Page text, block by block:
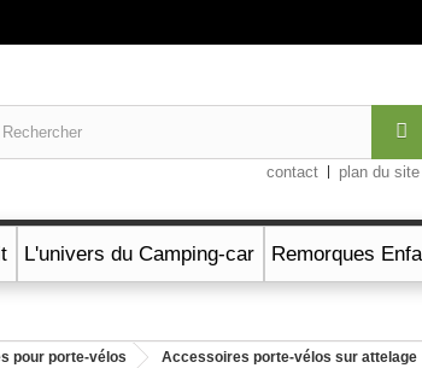
contact
plan du site
L'univers du Camping-car Remorques
pour porte-vélos Accessoires porte-vélos sur attelage